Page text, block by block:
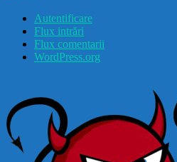
Autentificare
Flux intrări
Flux comentarii
WordPress.org